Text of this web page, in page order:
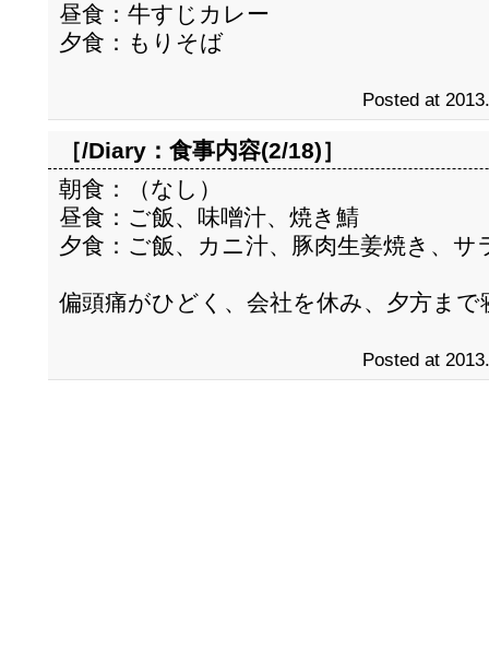
昼食：牛すじカレー
夕食：もりそば
Posted at
［/Diary： 食事内容(2/18)］
朝食：（なし）
昼食：ご飯、味噌汁、焼き鯖
夕食：ご飯、カニ汁、豚肉生姜焼き、サ
偏頭痛がひどく、会社を休み、夕方まで
Posted at